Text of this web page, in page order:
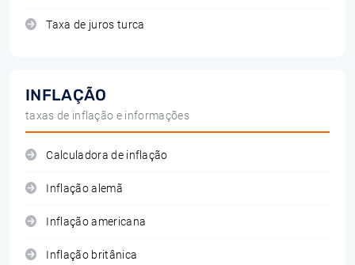
Taxa de juros turca
INFLAÇÃO
taxas de inflação e informações
Calculadora de inflação
Inflação alemã
Inflação americana
Inflação britânica